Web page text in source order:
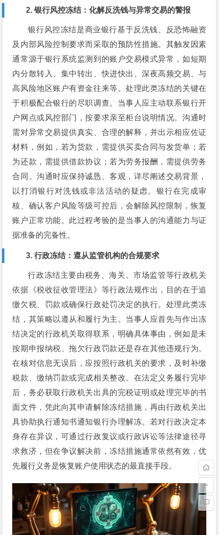
2. 银行风控冻结：化解反洗钱与异常交易的警报
银行风控冻结是商业银行基于反洗钱、反恐怖融资
及内部风险控制要求而采取的预防性措施。其触发因素
通常源于银行系统监测到的账户交易模式异常，如短期
内分散转入、集中转出、快进快出、深夜高频交易、与
高风险地区账户有资金往来等。处理此类冻结的关键在
于积极配合银行的尽职调查。当事人应主动联系银行开
户网点或风控部门，按要求亲至柜台说明情况。沟通时
需对异常交易提供真实、合理的解释，并出示相应佐证
材料，例如，若为货款，需提供买卖合同与发货单；若
为还款，需提供借款协议；若为劳务报酬，需提供劳务
合同。沟通时应保持诚恳、客观，详尽阐述交易背景，
以打消银行对洗钱或非法活动的疑虑。银行在完成审
核、确认客户风险等级可控后，会解除风控限制，恢复
账户正常功能。此过程考验的是当事人的沟通能力与证
据准备的完备性。
3. 行政冻结：遵从监管机构的合规要求
行政冻结主要由税务、海关、市场监管等行政机关
依据《税收征收管理法》等行政法规作出，目的在于追
缴欠税、罚款或确保行政处罚决定的执行。处理此类冻
结，其策略以遵从和履行为主。当事人应首先与作出冻
结决定的行政机关取得联系，明确具体事由，例如是未
按期申报纳税、拖欠行政罚款还是存在其他违规行为。
在核对信息无误后，应按照行政机关的要求，及时补缴
税款、缴纳罚款或完成相关整改。在法定义务履行完毕
后，务必获取行政机关出具的完税证明或处理完毕的书
面文件，凭此向其申请解除冻结措施，再由行政机关出
具协助执行通知书通知银行办理解冻。若对行政决定本
身存在异议，可通过行政复议或行政诉讼等法律途径寻
求救济，但在争议解决前，冻结措施通常依然有效，优
先履行义务是恢复账户使用状态的最直接手段。